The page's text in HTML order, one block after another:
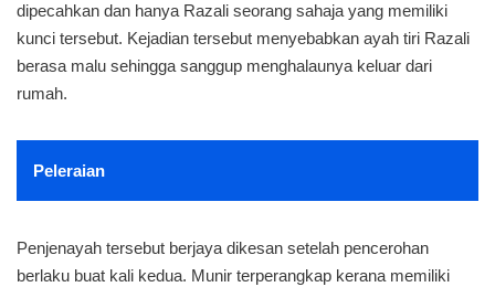
dipecahkan dan hanya Razali seorang sahaja yang memiliki
kunci tersebut. Kejadian tersebut menyebabkan ayah tiri Razali
berasa malu sehingga sanggup menghalaunya keluar dari
rumah.
Peleraian
Penjenayah tersebut berjaya dikesan setelah pencerohan
berlaku buat kali kedua. Munir terperangkap kerana memiliki